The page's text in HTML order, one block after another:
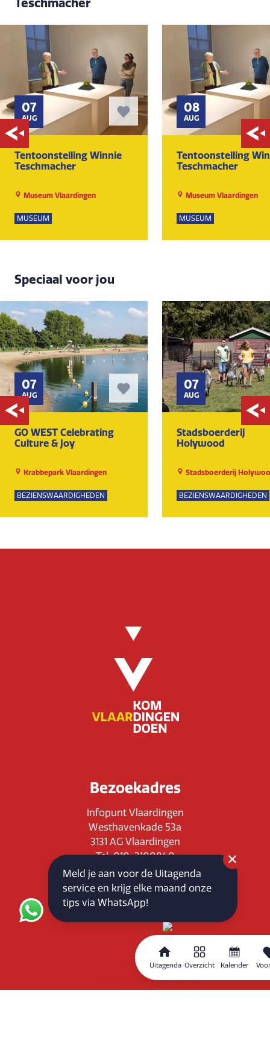
Uitagenda Overzicht Kalender
07
AUG
Tentoonstelling Winnie
Teschmacher
Museum Vlaardingen
MUSEUM
08
AUG
Tentoonstelling
Teschmacher
Museum Vlaardingen
MUSEUM
Speciaal voor jou
07
AUG
GO WEST Celebrating
Culture & Joy
Krabbepark Vlaardingen
BEZIENSWAARDIGHEDEN
07
AUG
Stadsboerderij
Holywood
Stadsboerderij
BEZIENSWAARDIGHEDEN
Bezoekadres
Infopunt Vlaardingen
Westhavenkade 53a
3131 AG Vlaardingen
Tel: 010-3100840
E-mail: info@vlaardingenpartners.nl
KvK: 71555544
BTW : NL858760939B01
Routeplanner
Meld je aan voor de Uitagenda
service en krijg elke maand onze
tips via WhatsApp!